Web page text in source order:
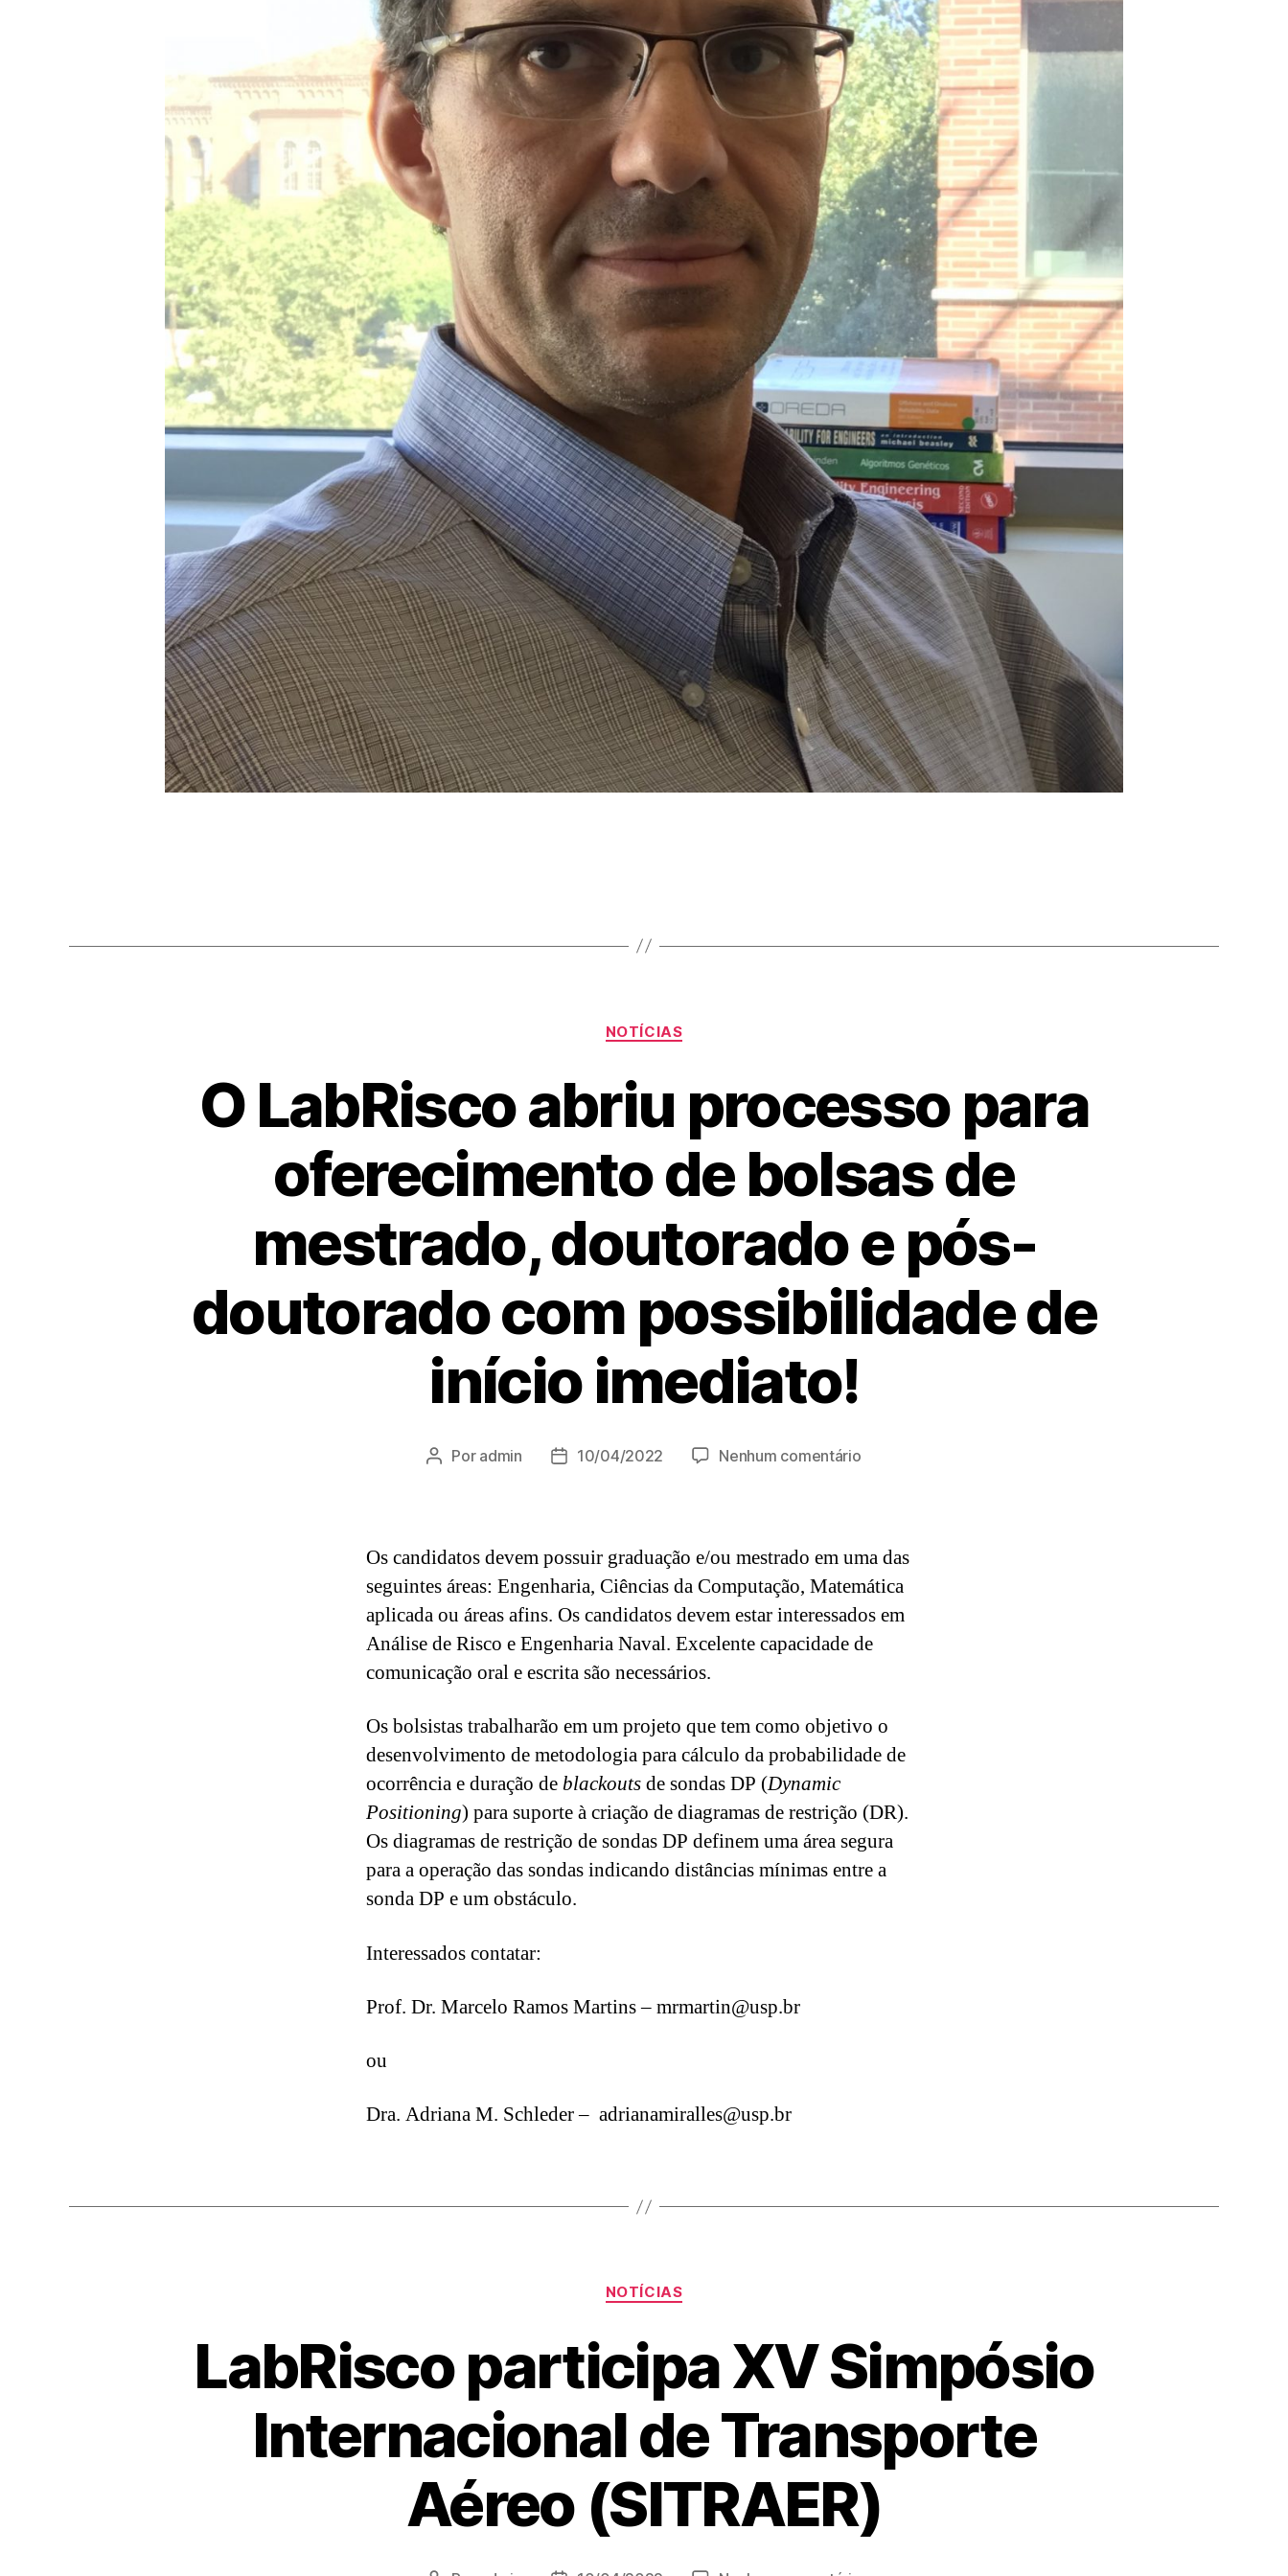
NOTÍCIAS
O LabRisco abriu processo para
oferecimento de bolsas de
mestrado, doutorado e pós-
doutorado com possibilidade de
início imediato!
Por admin 10/04/2022 Nenhum comentário
Os candidatos devem possuir graduação e/ou mestrado em uma das
seguintes áreas: Engenharia, Ciências da Computação, Matemática
aplicada ou áreas afins. Os candidatos devem estar interessados em
Análise de Risco e Engenharia Naval. Excelente capacidade de
comunicação oral e escrita são necessários.
Os bolsistas trabalharão em um projeto que tem como objetivo o
desenvolvimento de metodologia para cálculo da probabilidade de
ocorrência e duração deblackoutsde sondas DP (Dynamic
Positioning) para suporte à criação de diagramas de restrição (DR).
Os diagramas de restrição de sondas DP definem uma área segura
para a operação das sondas indicando distâncias mínimas entre a
sonda DP e um obstáculo.
Interessados contatar:
Prof. Dr. Marcelo Ramos Martins – mrmartin@usp.br
ou
Dra. Adriana M. Schleder – adrianamiralles@usp.br
NOTÍCIAS
LabRisco participa XV Simpósio
Internacional de Transporte
Aéreo (SITRAER)